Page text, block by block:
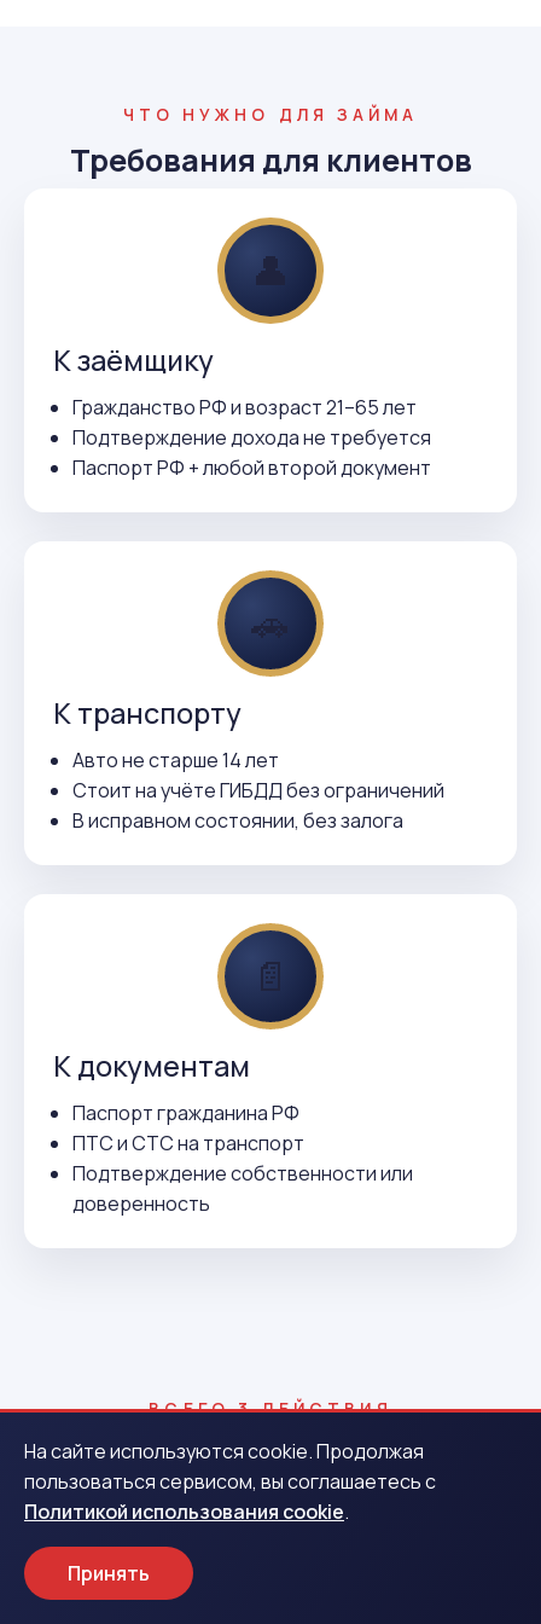
ЧТО НУЖНО ДЛЯ ЗАЙМА
Требования для клиентов
👤
К заёмщику
Гражданство РФ и возраст 21–65 лет
Подтверждение дохода не требуется
Паспорт РФ + любой второй документ
🚗
К транспорту
Авто не старше 14 лет
Стоит на учёте ГИБДД без ограничений
В исправном состоянии, без залога
📄
К документам
Паспорт гражданина РФ
ПТС и СТС на транспорт
Подтверждение собственности или
доверенность
ВСЕГО 3 ДЕЙСТВИЯ
Как получить деньги в
Анадыре
1
На сайте используются cookie. Продолжая
пользоваться сервисом, вы соглашаетесь с
Политикой использования cookie.
Принять